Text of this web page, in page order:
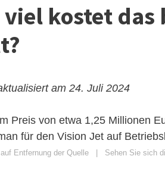
viel kostet
am 24. Juli 2024
Preis von etwa 1,25 Millionen
für den Vision Jet auf
Entfernung der Quelle Sehen Sie sich